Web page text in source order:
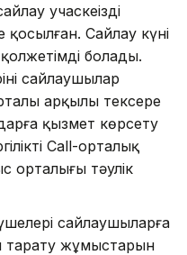
учаскеңізді
қосылған. Сайлау күні
болады.
сайлаушылар
арқылы тексере
қызмет көрсету
Call-орталық
орталығы тәулік
сайлаушыларға
тарату жұмыстарын